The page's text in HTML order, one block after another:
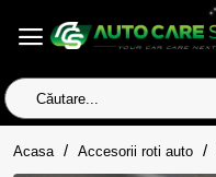
Căutare...
Acasa homeAccesorii roti auto